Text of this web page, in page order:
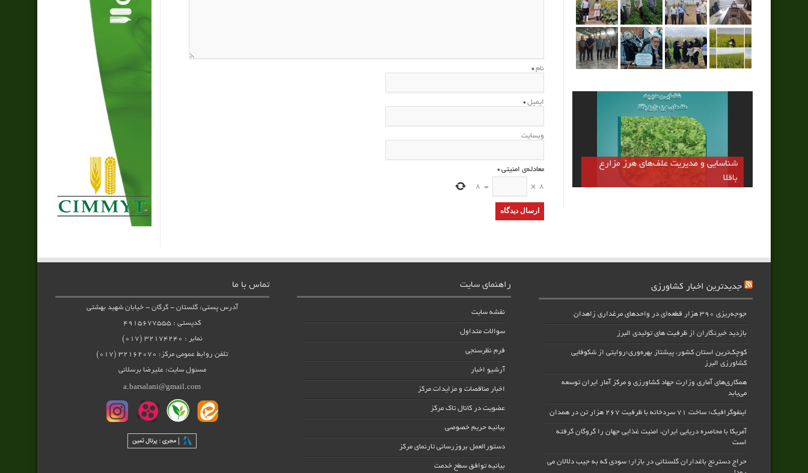
نام *
ایمیل *
وبسایت
معادله‌ی امنیتی*
8
×
=
8
رقم مهتا اولين رقم كم تانن باقلا كشور
جايگزين بخشي از كنجاله سويا و دانه ذرت
در جيره طيور
جدیدترین اخبار کشاورزی
جوجه‌ریزی ۳۹۰ هزار قطعه‌ای در واحدهای مرغداری زاهدان
بازدید خبرنگاران از ظرفیت های تولیدی البرز
کوچک‌ترین استان کشور، پیشتاز بهره‌وری؛روایتی از شکوفایی
کشاورزی البرز
همکاری‌های آماری وزارت جهاد کشاورزی و مرکز آمار ایران توسعه
می‌یابد
اینفوگرافیک؛ ساخت ۷۱ سردخانه با ظرفیت ۲۶۷ هزار تن در همدان
آمریکا با محاصره دریایی ایران، امنیت غذایی جهان را گروگان گرفته
است
حراج دسترنج باغداران گلستانی در بازار؛ سودی که به جیب دلالان می
راهنمای سایت
نقشه سایت
سوالات متداول
فرم نظرسنجی
آرشیو اخبار
اخبار مناقصات و مزایدات مرکز
عضویت در کانال تاک مرکز
بیانیه حریم خصوصی
دستورالعمل بروزرسانی تارنمای مرکز
بیانیه توافق سطح خدمت
تماس با ما
آدرس پستی: گلستان - گرگان - خیابان شهید بهشتی
کدپستی : ۴۹۱۵۶۷۷۵۵۵
نمابر : ۳۲۱۷۴۲۴۰ (۰۱۷)
تلفن روابط عمومی مرکز: ۳۲۱۶۲۰۷۰ (۰۱۷)
مسئول سایت: علیرضا برسلانی
a.barsalani@gmail.com